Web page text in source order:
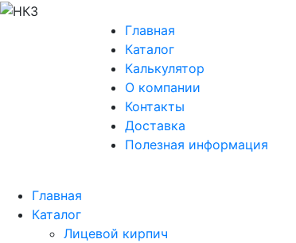
Главная
Каталог
Калькулятор
О компании
Контакты
Доставка
Полезная информация
Главная
Каталог
Лицевой кирпич